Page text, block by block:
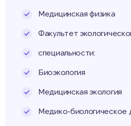
Медицинская физика
Факультет
специальности:
Биоэкология
Медицинская экология
Медико-биологическое